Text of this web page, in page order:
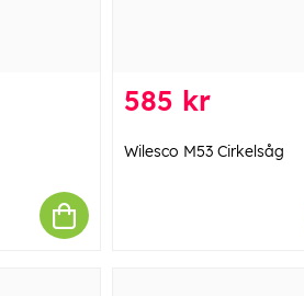
585 kr
Wilesco M53 Cirkelsåg